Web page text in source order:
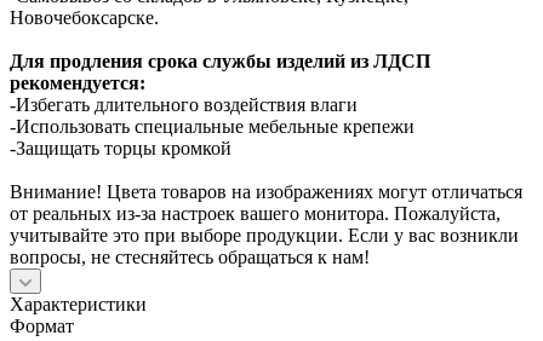
Новочебоксарске.
Для продления срока службы изделий из ЛДСП
рекомендуется:
-Избегать длительного воздействия влаги
-Использовать специальные мебельные крепежи
-Защищать торцы кромкой
Внимание! Цвета товаров на изображениях могут отличаться
от реальных из-за настроек вашего монитора. Пожалуйста,
учитывайте это при выборе продукции. Если у вас возникли
вопросы, не стесняйтесь обращаться к нам!
Характеристики
Формат